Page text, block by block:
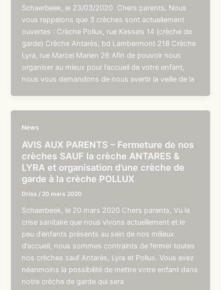
Schaerbeek, le 23/03/2020 Chers parents, Nous
vous rappelons que 3 crèches sont actuellement
ouvertes : Crèche Pollux, rue Kessels 14 (crèche de
garde) Crèche Antarès, bd Lambermont 218 Crèche
Lyra, rue Marcel Marien 26 Afin de pouvoir nous
organiser au mieux pour l’accueil de votre enfant,
nous vous demandons de nous avertir la veille de la
News
AVIS AUX PARENTS – Fermeture de nos
crèches SAUF la crèche ANTARES &
LYRA et organisation d’une crèche de
garde à la crèche POLLUX
Driss / 20 mars 2020
Schaerbeek, le 20 mars 2020 Chers parents, Vu la
crise sanitaire que nous vivons actuellement et le
peu d’enfants présents au sein de nos milieux
d’accueil, nous sommes contraints de fermer toutes
nos crèches sauf Antarès, Lyra et Pollux. Vous avez
néanmoins la possibilité de mettre votre enfant dans
notre crèche de garde qui sera